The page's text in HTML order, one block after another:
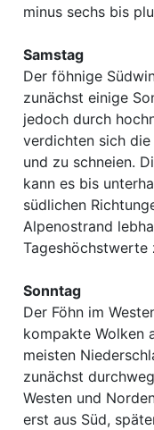
minus sechs bis
Samstag
Der föhnige
zunächst einige
jedoch durch
verdichten sich
und zu schneien.
kann es bis
südlichen
Alpenostrand
Tageshöchstwerte
Sonntag
Der Föhn im
kompakte Wolken
meisten
zunächst
Westen und
erst aus Süd,